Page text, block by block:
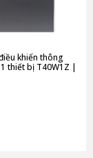
khiển thông
thiết bị T40W1Z |